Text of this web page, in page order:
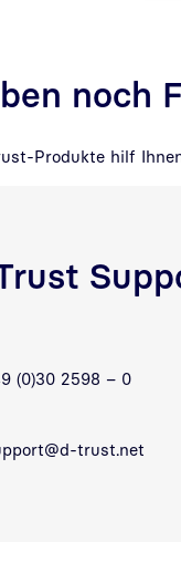
noch
Produkte hilf
(0)30 2598 – 0
trust.net